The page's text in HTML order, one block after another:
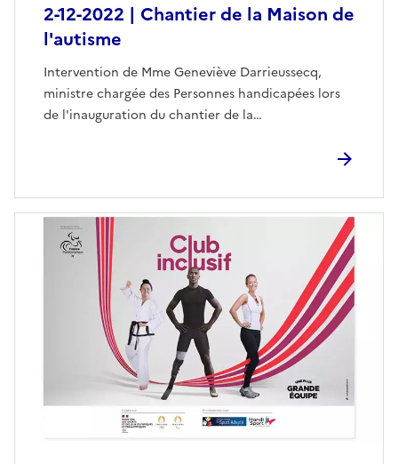
2-12-2022 | Chantier de la Maison de
l'autisme
Intervention de Mme Geneviève Darrieussecq,
ministre chargée des Personnes handicapées lors
de l'inauguration du chantier de la…